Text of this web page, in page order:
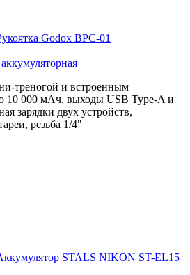
треногой и встроенным
10 000 мАч, выходы USB Type-A и
зарядки двух устройств,
резьба 1/4"